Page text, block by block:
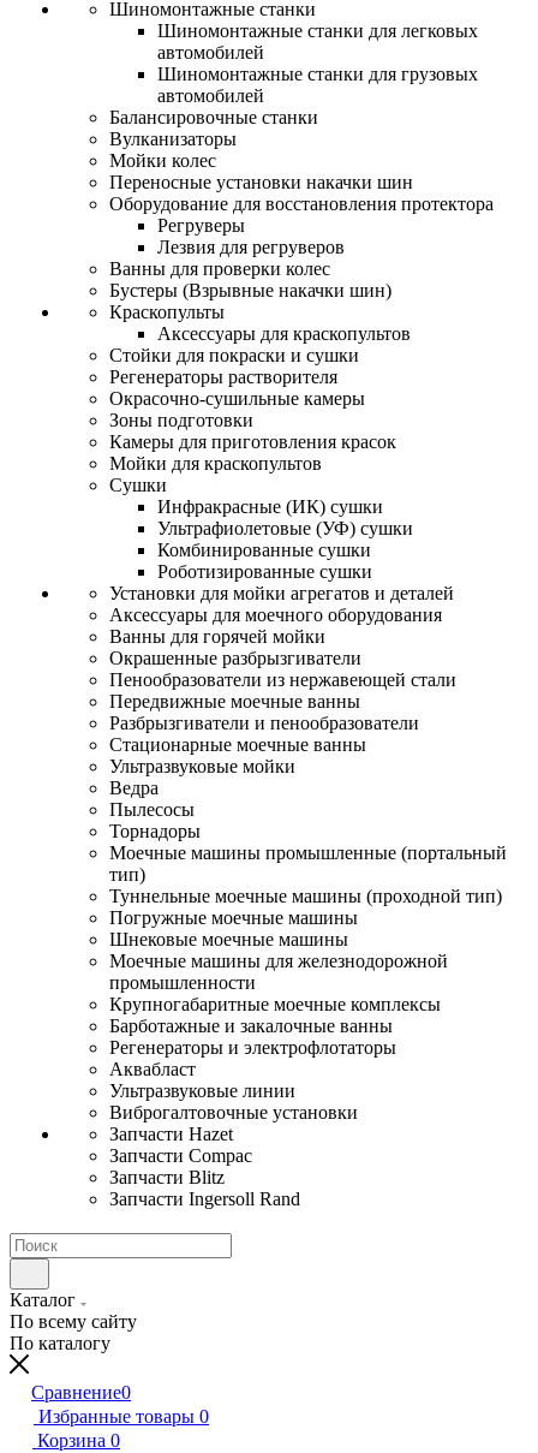
Шиномонтажные станки
Шиномонтажные станки для легковых
автомобилей
Шиномонтажные станки для грузовых
автомобилей
Балансировочные станки
Вулканизаторы
Мойки колес
Переносные установки накачки шин
Оборудование для восстановления протектора
Регруверы
Лезвия для регруверов
Ванны для проверки колес
Бустеры (Взрывные накачки шин)
Краскопульты
Аксессуары для краскопультов
Стойки для покраски и сушки
Регенераторы растворителя
Окрасочно-сушильные камеры
Зоны подготовки
Камеры для приготовления красок
Мойки для краскопультов
Сушки
Инфракрасные (ИК) сушки
Ультрафиолетовые (УФ) сушки
Комбинированные сушки
Роботизированные сушки
Установки для мойки агрегатов и деталей
Аксессуары для моечного оборудования
Ванны для горячей мойки
Окрашенные разбрызгиватели
Пенообразователи из нержавеющей стали
Передвижные моечные ванны
Разбрызгиватели и пенообразователи
Стационарные моечные ванны
Ультразвуковые мойки
Ведра
Пылесосы
Торнадоры
Моечные машины промышленные (портальный
тип)
Туннельные моечные машины (проходной тип)
Погружные моечные машины
Шнековые моечные машины
Моечные машины для железнодорожной
промышленности
Крупногабаритные моечные комплексы
Барботажные и закалочные ванны
Регенераторы и электрофлотаторы
Аквабласт
Ультразвуковые линии
Виброгалтовочные установки
Запчасти Hazet
Запчасти Compac
Запчасти Blitz
Запчасти Ingersoll Rand
Каталог
По всему сайту
По каталогу
Сравнение0
Избранные товары 0
Корзина 0